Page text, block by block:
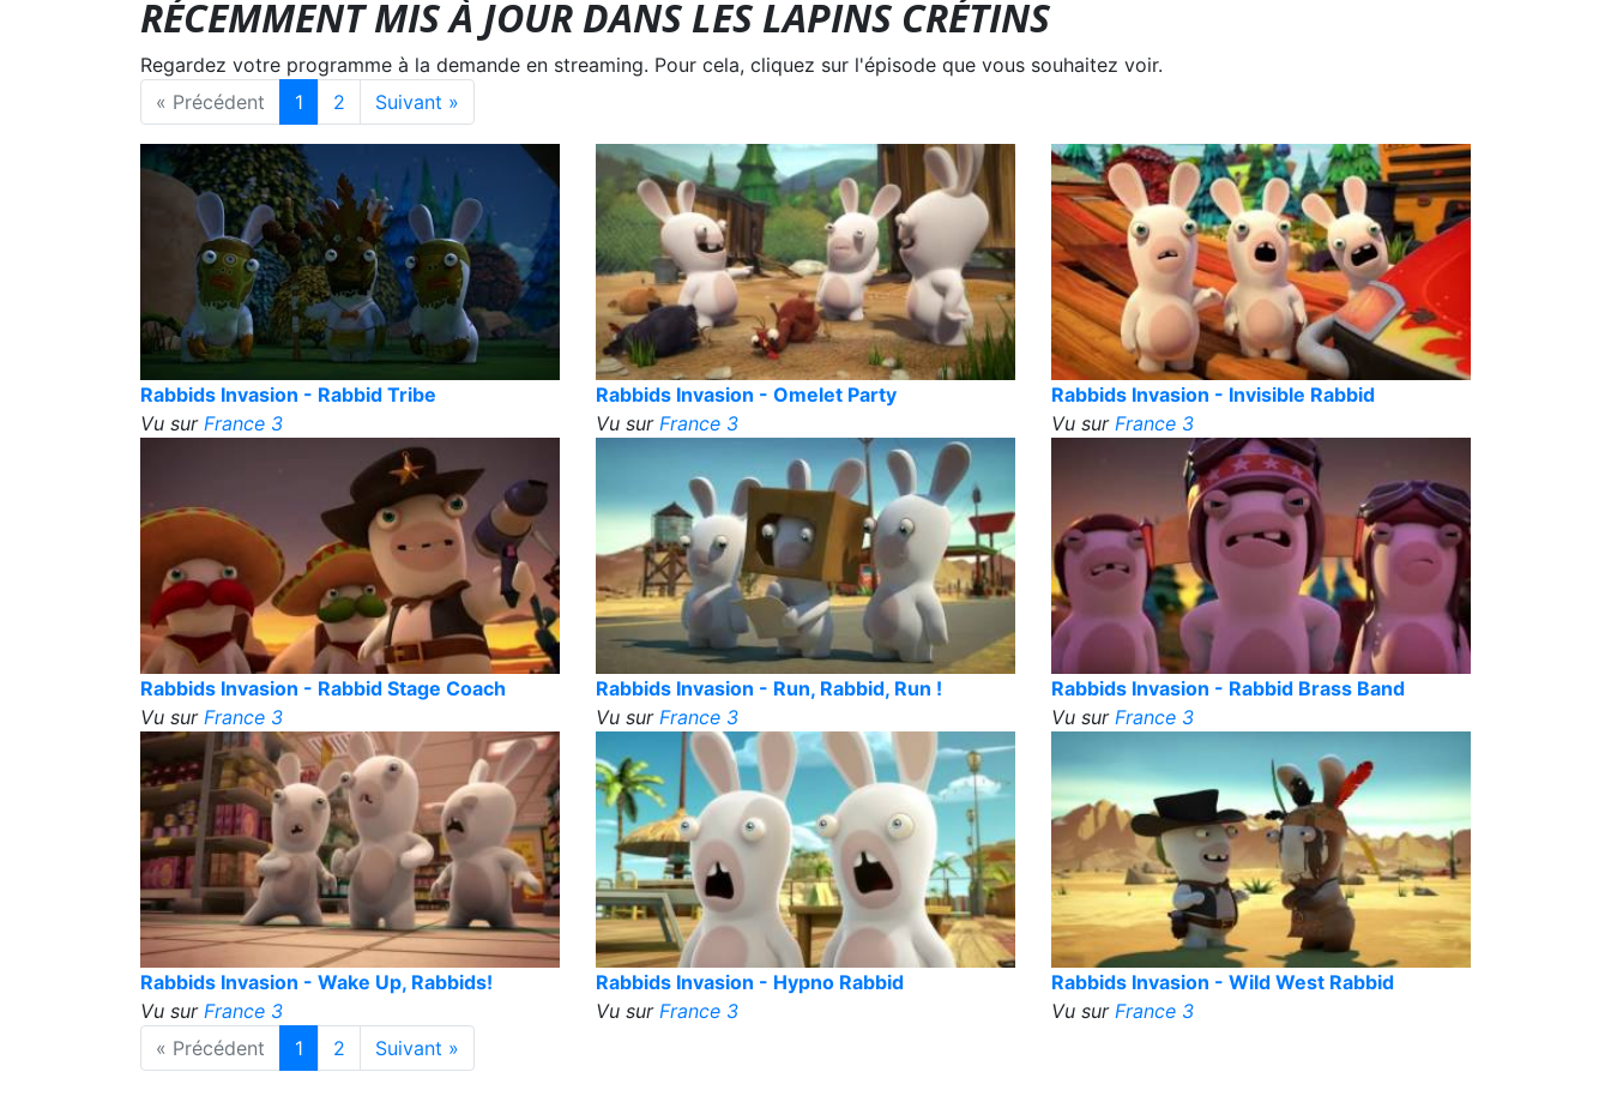
RÉCEMMENT MIS À JOUR DANS LES LAPINS CRÉTINS
Regardez votre programme à la demande en streaming. Pour cela, cliquez sur l'épisode que vous souhaitez voir.
« Précédent
1 2 Suivant »
Rabbids Invasion - Rabbid Tribe
Vu sur France 3
Rabbids Invasion - Omelet Party
Vu sur France 3
Rabbids Invasion - Invisible Rabbid
Vu sur France 3
Rabbids Invasion - Rabbid Stage Coach
Vu sur France 3
Rabbids Invasion - Run, Rabbid, Run !
Vu sur France 3
Rabbids Invasion - Rabbid Brass Band
Vu sur France 3
Rabbids Invasion - Wake Up, Rabbids!
Vu sur France 3
Rabbids Invasion - Hypno Rabbid
Vu sur France 3
Rabbids Invasion - Wild West Rabbid
Vu sur France 3
« Précédent
1 2 Suivant »